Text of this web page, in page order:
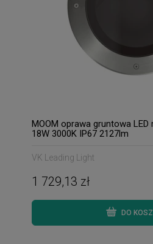
MOOM oprawa gruntowa
18W 3000K IP67 2127lm
VK Leading Light
1 729,13 zł
DO